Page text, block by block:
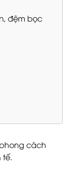
đệm bọc
cách
tế.